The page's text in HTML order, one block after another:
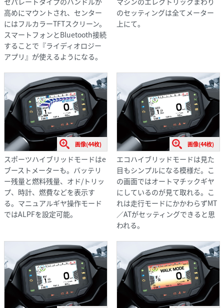
高めにマウントされ、センター
にはフルカラーTFTスクリーン。
スマートフォンとBluetooth接続
することで『ライディオロジー
アプリ』が使えるようになる。
のセッティングは全てメーター
上にて。
画像(44枚)
スポーツハイブリッドモードはe
ブーストメーターも。バッテリ
ー残量と燃料残量、オド/トリッ
プ、時計、燃費などを表示す
る。マニュアルギヤ操作モード
ではALPFを設定可能。
画像(44枚)
エコハイブリッドモードは見た
目もシンプルになる模様だ。こ
の画面ではオートマチックギヤ
にしているのが見て取れる。こ
れは走行モードにかかわらずMT
／ATがセッティングできると思
われる。